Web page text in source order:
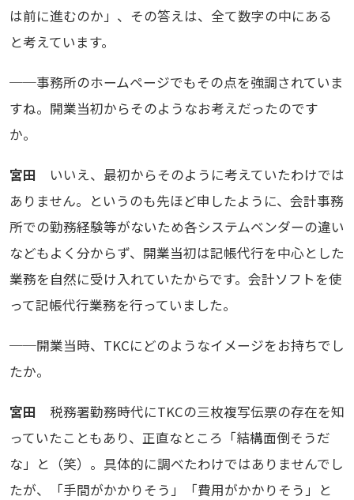
は前に進むのか」、その答えは、全て数字の中にある
と考えています。
──事務所のホームページでもその点を強調されていま
すね。開業当初からそのようなお考えだったのです
か。
宮田 いいえ、最初からそのように考えていたわけでは
ありません。というのも先ほど申したように、会計事務
所での勤務経験等がないため各システムベンダーの違い
などもよく分からず、開業当初は記帳代行を中心とした
業務を自然に受け入れていたからです。会計ソフトを使
って記帳代行業務を行っていました。
──開業当時、TKCにどのようなイメージをお持ちでし
たか。
宮田 税務署勤務時代にTKCの三枚複写伝票の存在を知
っていたこともあり、正直なところ「結構面倒そうだ
な」と（笑）。具体的に調べたわけではありませんでし
たが、「手間がかかりそう」「費用がかかりそう」と